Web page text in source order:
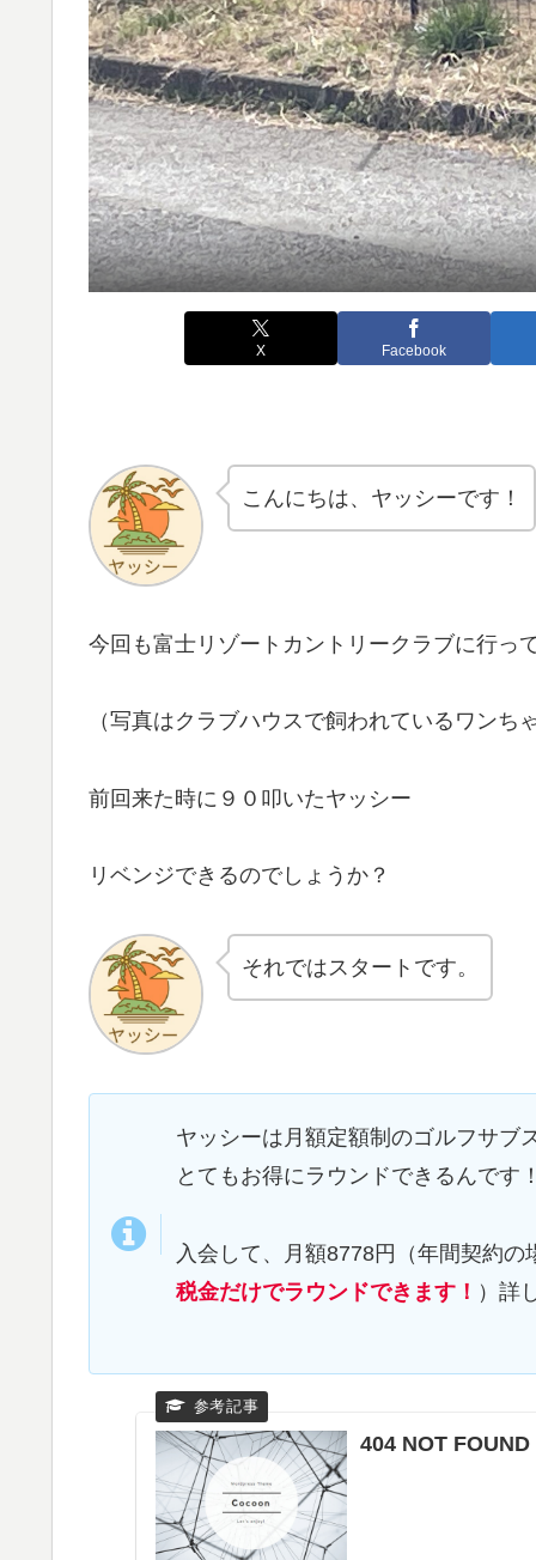
X Facebook
こんにちは、ヤッシーです！
今回も富士リゾートカントリークラブに行っ
（写真はクラブハウスで飼われているワンち
前回来た時に９０叩いたヤッシー
リベンジできるのでしょうか？
それではスタートです。
ヤッシーは月額定額制のゴルフサブ
とてもお得にラウンドできるんです
入会して、月額8778円（年間契約の
税金だけでラウンドできます！ ）詳
404 NOT